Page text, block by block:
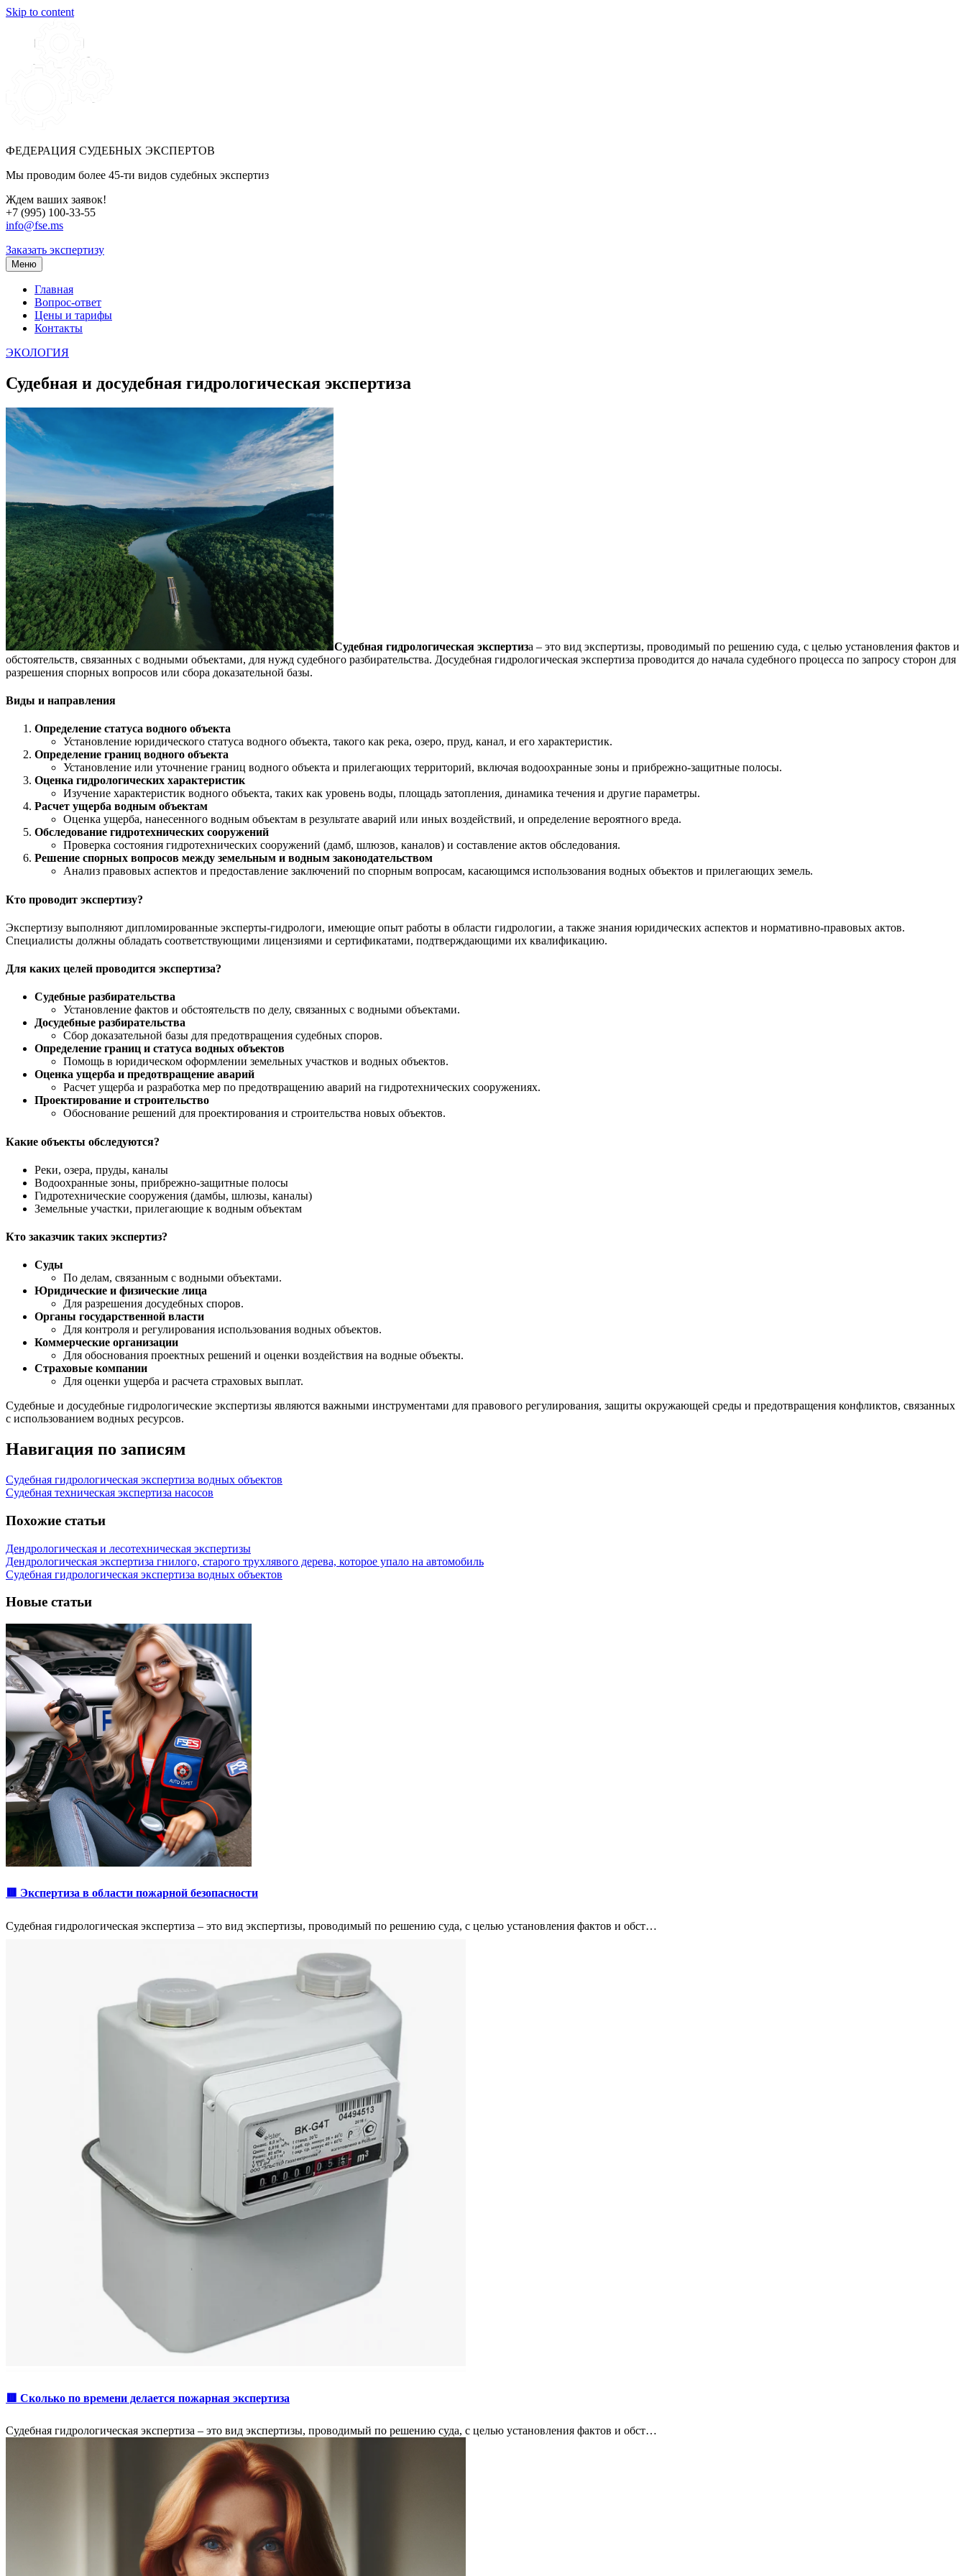
Skip to content
ФЕДЕРАЦИЯ СУДЕБНЫХ ЭКСПЕРТОВ
Мы проводим более 45-ти видов судебных экспертиз
Ждем ваших заявок!
+7 (995) 100-33-55
info@fse.ms
Заказать экспертизу
Меню
Главная
Вопрос-ответ
Цены и тарифы
Контакты
ЭКОЛОГИЯ
Судебная и досудебная гидрологическая экспертиза
Судебная гидрологическая экспертиза – это вид экспертизы, проводимый по решению суда, с целью установления фактов и
обстоятельств, связанных с водными объектами, для нужд судебного разбирательства. Досудебная гидрологическая экспертиза проводится до начала судебного процесса по запросу сторон для
разрешения спорных вопросов или сбора доказательной базы.
Виды и направления
Определение статуса водного объекта
Установление юридического статуса водного объекта, такого как река, озеро, пруд, канал, и его характеристик.
Определение границ водного объекта
Установление или уточнение границ водного объекта и прилегающих территорий, включая водоохранные зоны и прибрежно-защитные полосы.
Оценка гидрологических характеристик
Изучение характеристик водного объекта, таких как уровень воды, площадь затопления, динамика течения и другие параметры.
Расчет ущерба водным объектам
Оценка ущерба, нанесенного водным объектам в результате аварий или иных воздействий, и определение вероятного вреда.
Обследование гидротехнических сооружений
Проверка состояния гидротехнических сооружений (дамб, шлюзов, каналов) и составление актов обследования.
Решение спорных вопросов между земельным и водным законодательством
Анализ правовых аспектов и предоставление заключений по спорным вопросам, касающимся использования водных объектов и прилегающих земель.
Кто проводит экспертизу?
Экспертизу выполняют дипломированные эксперты-гидрологи, имеющие опыт работы в области гидрологии, а также знания юридических аспектов и нормативно-правовых актов.
Специалисты должны обладать соответствующими лицензиями и сертификатами, подтверждающими их квалификацию.
Для каких целей проводится экспертиза?
Судебные разбирательства
Установление фактов и обстоятельств по делу, связанных с водными объектами.
Досудебные разбирательства
Сбор доказательной базы для предотвращения судебных споров.
Определение границ и статуса водных объектов
Помощь в юридическом оформлении земельных участков и водных объектов.
Оценка ущерба и предотвращение аварий
Расчет ущерба и разработка мер по предотвращению аварий на гидротехнических сооружениях.
Проектирование и строительство
Обоснование решений для проектирования и строительства новых объектов.
Какие объекты обследуются?
Реки, озера, пруды, каналы
Водоохранные зоны, прибрежно-защитные полосы
Гидротехнические сооружения (дамбы, шлюзы, каналы)
Земельные участки, прилегающие к водным объектам
Кто заказчик таких экспертиз?
Суды
По делам, связанным с водными объектами.
Юридические и физические лица
Для разрешения досудебных споров.
Органы государственной власти
Для контроля и регулирования использования водных объектов.
Коммерческие организации
Для обоснования проектных решений и оценки воздействия на водные объекты.
Страховые компании
Для оценки ущерба и расчета страховых выплат.
Судебные и досудебные гидрологические экспертизы являются важными инструментами для правового регулирования, защиты окружающей среды и предотвращения конфликтов, связанных
с использованием водных ресурсов.
Навигация по записям
Судебная гидрологическая экспертиза водных объектов
Судебная техническая экспертиза насосов
Похожие статьи
Дендрологическая и лесотехническая экспертизы
Дендрологическая экспертиза гнилого, старого трухлявого дерева, которое упало на автомобиль
Судебная гидрологическая экспертиза водных объектов
Новые статьи
🟥 Экспертиза в области пожарной безопасности
Судебная гидрологическая экспертиза – это вид экспертизы, проводимый по решению суда, с целью установления фактов и обст…
🟥 Сколько по времени делается пожарная экспертиза
Судебная гидрологическая экспертиза – это вид экспертизы, проводимый по решению суда, с целью установления фактов и обст…